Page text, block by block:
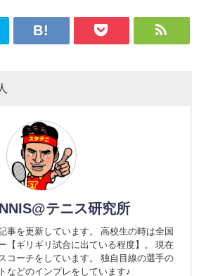
テニス研究所
事を更新しています。 高校生の時は全国
【ギリギリ試合に出ている程度】。 現在
コーチをしています。 独自目線の選手の
などのインプレをしています♪